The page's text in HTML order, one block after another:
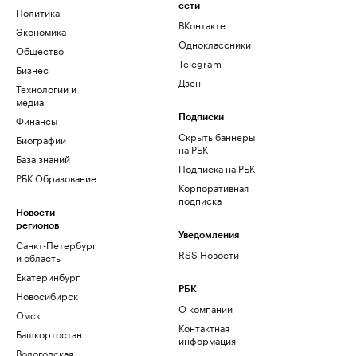
Политика
Экономика
Общество
Бизнес
Технологии и
медиа
Финансы
Биографии
База знаний
РБК Образование
Новости
регионов
Санкт-Петербург
и область
Екатеринбург
Новосибирск
Омск
Башкортостан
Вологодская
сети
ВКонтакте
Одноклассники
Telegram
Дзен
Подписки
Скрыть баннеры
на РБК
Подписка на РБК
Корпоративная
подписка
Уведомления
RSS Новости
РБК
О компании
Контактная
информация